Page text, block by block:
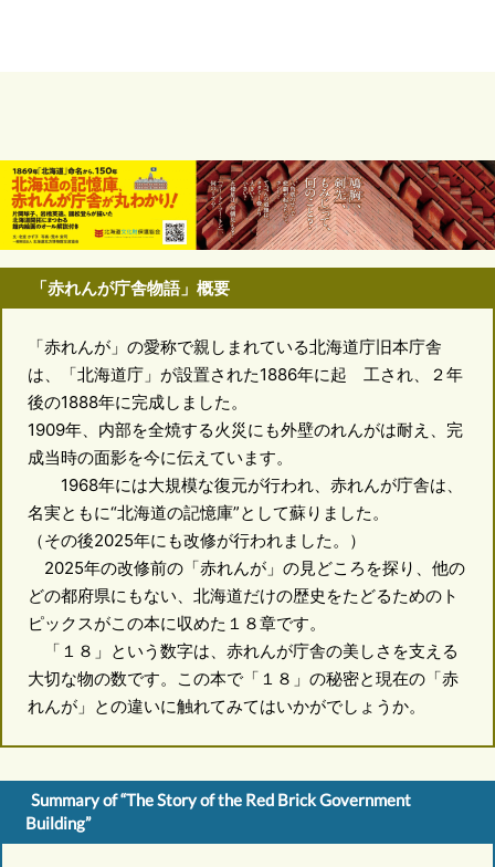
「赤れんが庁舎物語」概要
「赤れんが」の愛称で親しまれている北海道庁旧本庁舎
は、「北海道庁」が設置された1886年に起 工され、２年
後の1888年に完成しました。
1909年、内部を全焼する火災にも外壁のれんがは耐え、完
成当時の面影を今に伝えています。
1968年には大規模な復元が行われ、赤れんが庁舎は、
名実ともに“北海道の記憶庫”として蘇りました。
（その後2025年にも改修が行われました。）
2025年の改修前の「赤れんが」の見どころを探り、他の
どの都府県にもない、北海道だけの歴史をたどるためのト
ピックスがこの本に収めた１８章です。
「１８」という数字は、赤れんが庁舎の美しさを支える
大切な物の数です。この本で「１８」の秘密と現在の「赤
れんが」との違いに触れてみてはいかがでしょうか。
Summary of “The Story of the Red Brick Government
Building”